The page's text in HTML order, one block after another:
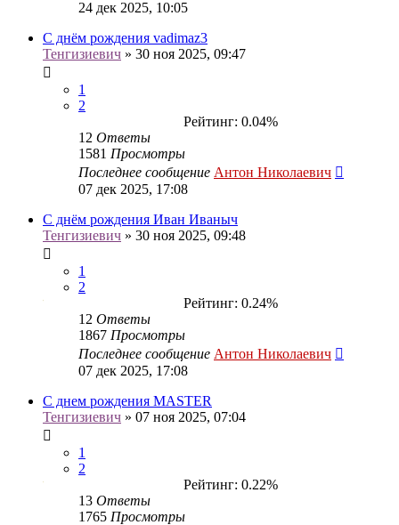
24 дек 2025, 10:05
С днём рождения vadimaz3
Тенгизиевич » 30 ноя 2025, 09:47
1
2
Рейтинг: 0.04%
12 Ответы
1581 Просмотры
Последнее сообщение Антон Николаевич
07 дек 2025, 17:08
С днём рождения Иван Иваныч
Тенгизиевич » 30 ноя 2025, 09:48
1
2
Рейтинг: 0.24%
12 Ответы
1867 Просмотры
Последнее сообщение Антон Николаевич
07 дек 2025, 17:08
С днем рождения MASTER
Тенгизиевич » 07 ноя 2025, 07:04
1
2
Рейтинг: 0.22%
13 Ответы
1765 Просмотры